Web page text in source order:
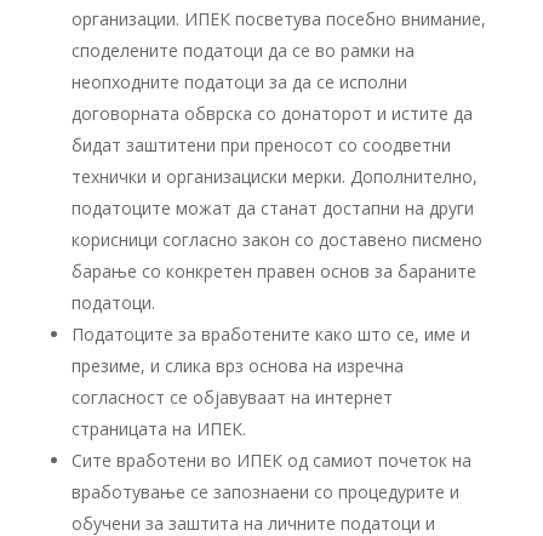
организации. ИПЕК посветува посебно внимание,
споделените податоци да се во рамки на
неопходните податоци за да се исполни
договорната обврска со донаторот и истите да
бидат заштитени при преносот со соодветни
технички и организациски мерки. Дополнително,
податоците можат да станат достапни на други
корисници согласно закон со доставено писмено
барање со конкретен правен основ за бараните
податоци.
Податоците за вработените како што се, име и
презиме, и слика врз основа на изречна
согласност се објавуваат на интернет
страницата на ИПЕК.
Сите вработени во ИПЕК од самиот почеток на
вработување се запознаени со процедурите и
обучени за заштита на личните податоци и